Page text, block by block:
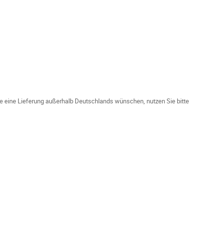
Lieferung außerhalb Deutschlands wünschen, nutzen Sie bitte